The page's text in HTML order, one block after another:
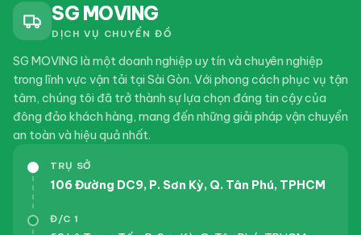
SG MOVING
DỊCH VỤ CHUYỂN ĐỒ
SG MOVING là một doanh nghiệp uy tín và chuyên nghiệp
trong lĩnh vực vận tải tại Sài Gòn. Với phong cách phục vụ tận
tâm, chúng tôi đã trở thành sự lựa chọn đáng tin cậy của
đông đảo khách hàng, mang đến những giải pháp vận chuyển
an toàn và hiệu quả nhất.
TRỤ SỞ
106 Đường DC9, P. Sơn Kỳ, Q. Tân Phú, TPHCM
Đ/C 1